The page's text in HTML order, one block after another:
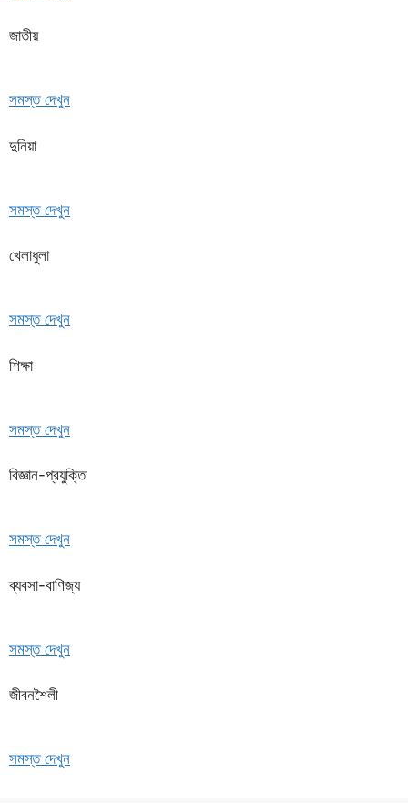
জাতীয়
সমস্ত দেখুন
দুনিয়া
সমস্ত দেখুন
খেলাধুলা
সমস্ত দেখুন
শিক্ষা
সমস্ত দেখুন
বিজ্ঞান-প্রযুক্তি
সমস্ত দেখুন
ব্যবসা-বাণিজ্য
সমস্ত দেখুন
জীবনশৈলী
সমস্ত দেখুন